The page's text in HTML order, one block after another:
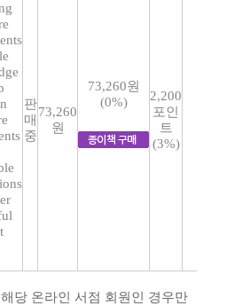
판
매
중
73,260
원
73,260원
(0%)
2,200
포인
트
(3%)
당 온라인 서점 회원인 경우만